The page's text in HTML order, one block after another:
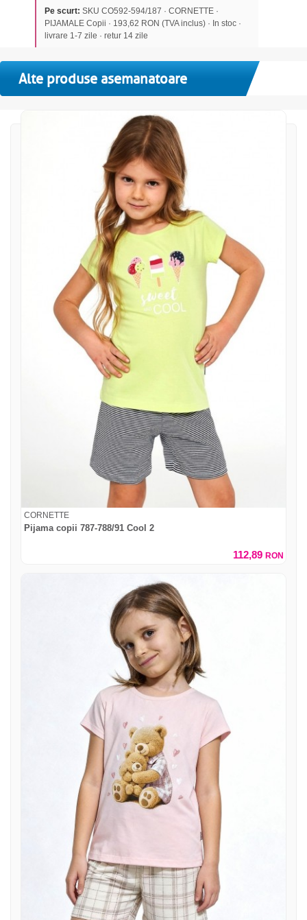
Pe scurt: SKU CO592-594/187 · CORNETTE ·
PIJAMALE Copii · 193,62 RON (TVA inclus) · In stoc ·
livrare 1-7 zile · retur 14 zile
Alte produse asemanatoare
CORNETTE
Pijama copii 787-788/91 Cool 2
112,89 RON